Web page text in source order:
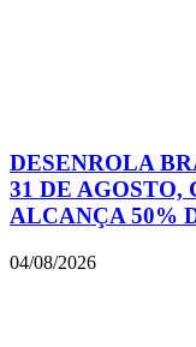
DESENROLA
31 DE AGOSTO,
ALCANÇA 50%
04/08/2026